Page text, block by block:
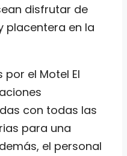
disfrutar de
placentera en la
el Motel El
con todas las
para una
el personal